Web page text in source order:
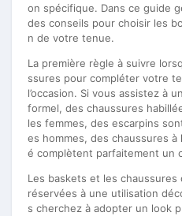
on spécifique. Dans ce guide
des conseils pour choisir les
n de votre tenue.
La première règle à suivre
ssures pour compléter votre
l’occasion. Si vous assistez à
formel, des chaussures
les femmes, des escarpins
es hommes, des chaussures
é complètent parfaitement un
Les baskets et les
réservées à une utilisation
s cherchez à adopter un look